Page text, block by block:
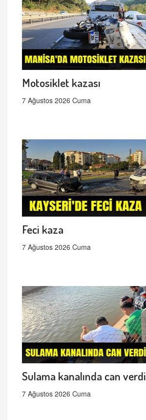
Motosiklet kazası
7 Ağustos 2026 Cuma
Feci kaza
7 Ağustos 2026 Cuma
Sulama kanalında can verdi
7 Ağustos 2026 Cuma